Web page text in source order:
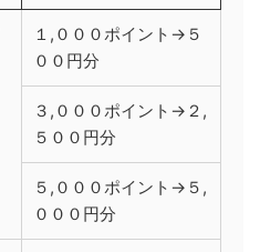
１,０００ポイント→５
００円分
３,０００ポイント→２,
５００円分
５,０００ポイント→５,
０００円分